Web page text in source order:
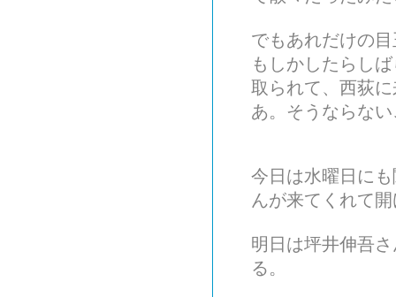
でもあれだけの
もしかしたらし
取られて、西荻
あ。そうならな
今日は水曜日に
んが来てくれて
明日は坪井伸吾
る。